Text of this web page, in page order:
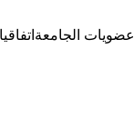
عضويات الجامعة